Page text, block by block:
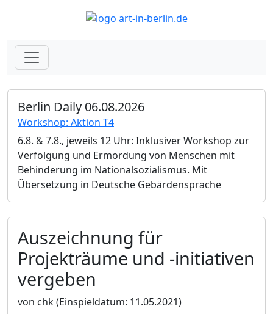
Berlin Daily 06.08.2026
Workshop: Aktion T4
6.8. & 7.8., jeweils 12 Uhr: Inklusiver Workshop zur
Verfolgung und Ermordung von Menschen mit
Behinderung im Nationalsozialismus. Mit
Übersetzung in Deutsche Gebärdensprache
Auszeichnung für
Projekträume und -initiativen
vergeben
von chk(Einspieldatum: 11.05.2021)